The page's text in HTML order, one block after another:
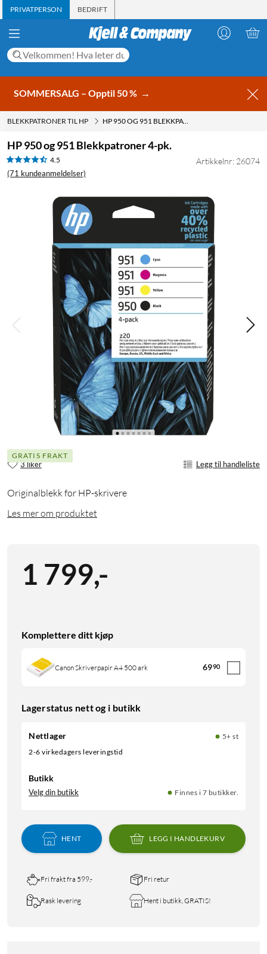
PRIVATPERSON BEDRIFT
SOMMERSALG – Opptil 50 % →
BLEKKPATRONER TIL HP HP 950 OG 951 BLEKKPATRONER 4-PK.
HP 950 og 951 Blekkpatroner 4-pk.
4.5
(71 kundeanmeldelser)
Artikkelnr: 26074
GRATIS FRAKT
3 liker Legg til handleliste
Originalblekk for HP-skrivere
Les mer om produktet
1 799,-
Komplettere ditt kjøp
Canon Skriverpapir A4 500 ark 6990
Lagerstatus nett og i butikk
Nettlager
5+ st
2-6 virkedagers leveringstid
Butikk
Velg din butikk Finnes i 7 butikker.
HENT LEGG I HANDLEKURV
Fri frakt fra 599,- Fri retur
Rask levering Hent i butikk, GRATIS!